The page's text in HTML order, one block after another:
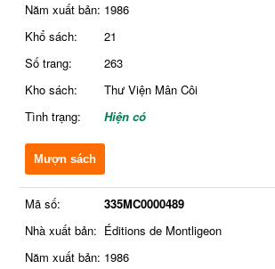
Năm xuất bản: 1986
Khổ sách:
21
Số trang:
263
Kho sách:
Thư Viện Mân Côi
Tình trạng:
Hiện có
Mượn sách
Mã số:
335MC0000489
Nhà xuất bản: Éditions de Montligeon
Năm xuất bản: 1986